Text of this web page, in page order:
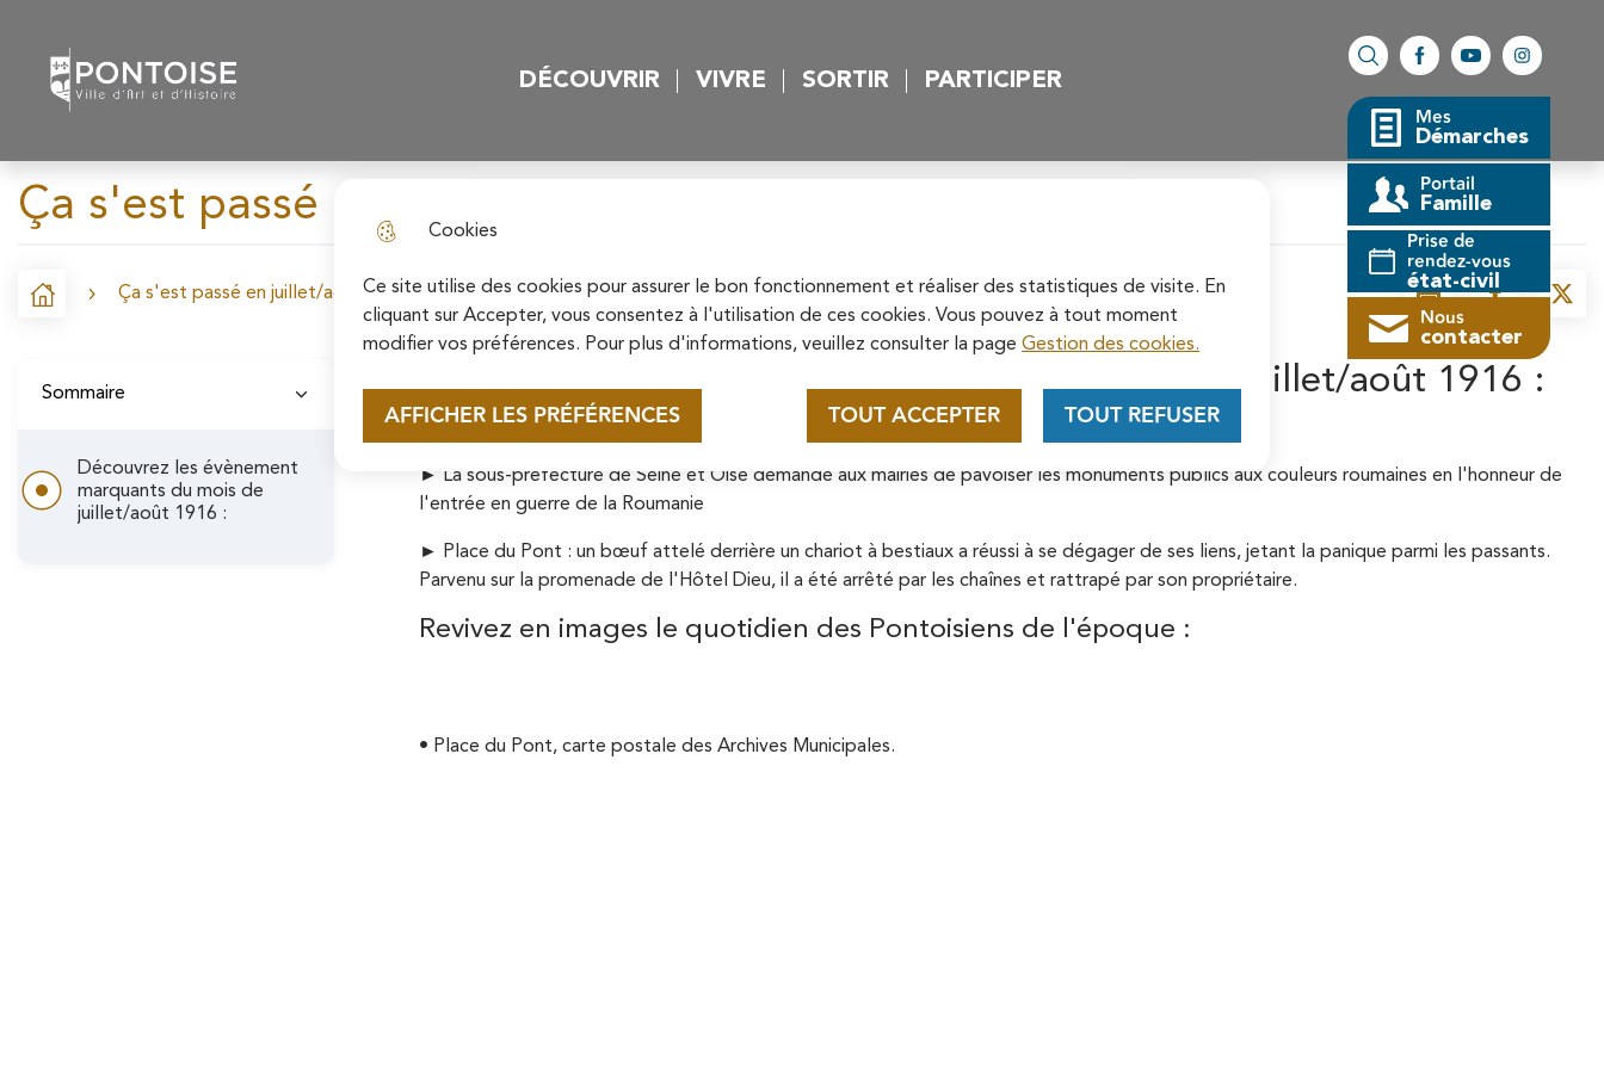
Cookies
Ce site utilise des cookies pour assurer le bon fonctionnement et réaliser des statistiques de visite. En
cliquant sur Accepter, vous consentez à l'utilisation de ces cookies. Vous pouvez à tout moment
modifier vos préférences. Pour plus d'informations, veuillez consulter la page Gestion des cookies.
AFFICHER LES PRÉFÉRENCES TOUT ACCEPTER TOUT REFUSER
Skip to menu
Cathédrale Saint-Maclou de
Pontoise
Soutenez la rénovation de la cathédrale
Saint-Maclou en vous connectant sur le
Pontoise | Ville d'art et d'histoire Menu principal
i
t
i
o
n
p
r
i
p
DÉCOUVRIR VIVRE SORTIR PARTICIPER
Rechercher sur le site
FacebookYouTubeInstagram
Mes
Démarches
Portail
Famille
Prise de
rendez-vous
état-civil
Nous
contacter
Ça s'est passé en juillet/août 1916
F
'
Accueil Ça s'est passé en juillet/août 1916 ImprimerPartager la
Sommaire
Découvrez les évènement
marquants du mois de
juillet/août 1916 :
Découvrez les évènement marquants du mois de juillet/août 1916 :
►Les représentations cinématographiques sont soumises à visa.
► La sous-préfecture de Seine et Oise demande aux mairies de pavoiser les monuments publics aux couleurs roumaines en l'honneur de
l'entrée en guerre de la Roumanie
►
Place du Pont : un bœuf attelé derrière un chariot à bestiaux a réussi à se dégager de ses liens, jetant la panique parmi les passants.
Parvenu sur la promenade de l'Hôtel Dieu, il a été arrêté par les chaînes et rattrapé par son propriétaire.
Revivez en images le quotidien des Pontoisiens de l'époque :
• Place du Pont, carte postale des Archives Municipales.